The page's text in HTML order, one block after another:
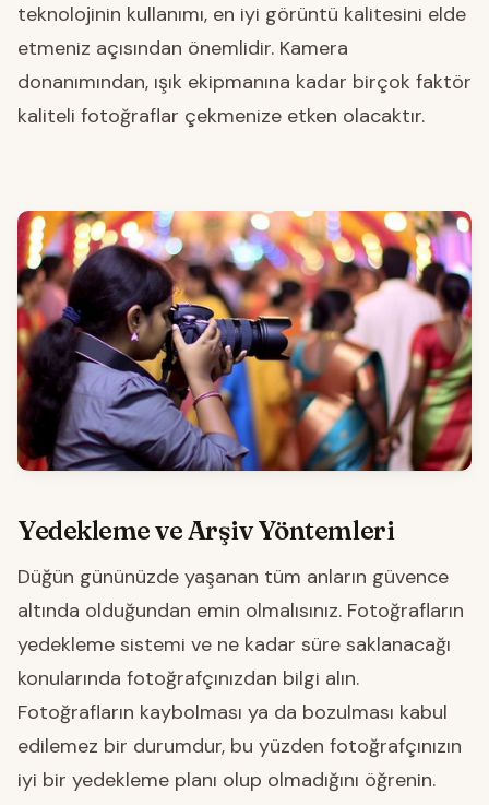
teknolojinin kullanımı, en iyi görüntü kalitesini elde
etmeniz açısından önemlidir. Kamera
donanımından, ışık ekipmanına kadar birçok faktör
kaliteli fotoğraflar çekmenize etken olacaktır.
Yedekleme ve Arşiv Yöntemleri
Düğün gününüzde yaşanan tüm anların güvence
altında olduğundan emin olmalısınız. Fotoğrafların
yedekleme sistemi ve ne kadar süre saklanacağı
konularında fotoğrafçınızdan bilgi alın.
Fotoğrafların kaybolması ya da bozulması kabul
edilemez bir durumdur, bu yüzden fotoğrafçınızın
iyi bir yedekleme planı olup olmadığını öğrenin.